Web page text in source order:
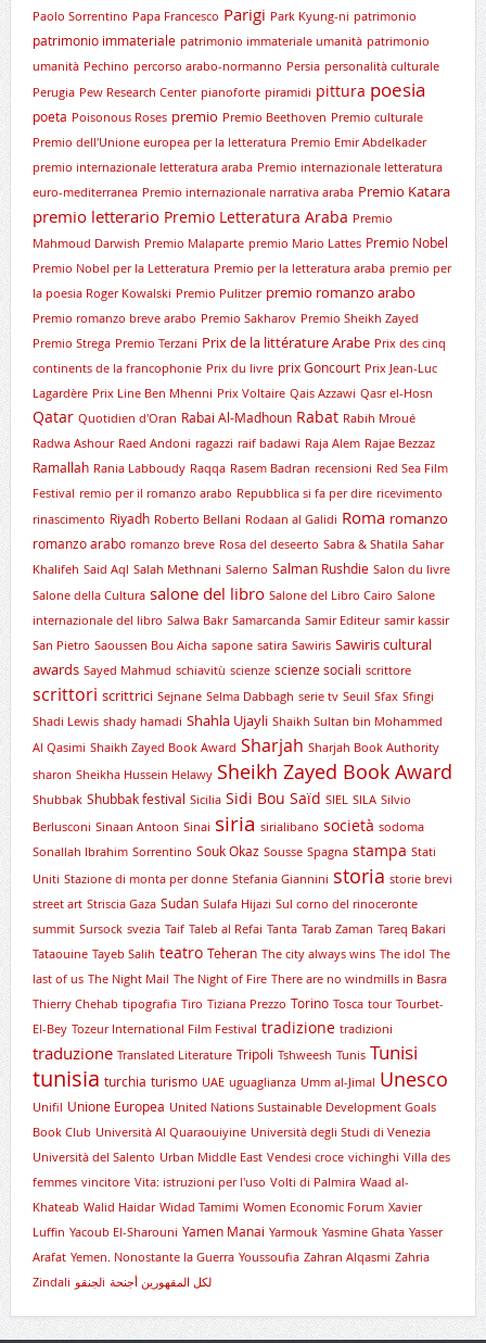
Paolo Sorrentino Papa Francesco Parigi Park Kyung-ni patrimonio
patrimonio immateriale patrimonio immateriale umanità patrimonio
umanità Pechino percorso arabo-normanno Persia personalità culturale
Perugia Pew Research Center pianoforte piramidi pittura poesia
poeta Poisonous Roses premio Premio Beethoven Premio culturale
Premio dell'Unione europea per la letteratura Premio Emir Abdelkader
premio internazionale letteratura araba Premio internazionale letteratura
euro-mediterranea Premio internazionale narrativa araba Premio Katara
premio letterario Premio Letteratura Araba Premio
Mahmoud Darwish Premio Malaparte premio Mario Lattes Premio Nobel
Premio Nobel per la Letteratura Premio per la letteratura araba premio per
la poesia Roger Kowalski Premio Pulitzer premio romanzo arabo
Premio romanzo breve arabo Premio Sakharov Premio Sheikh Zayed
Premio Strega Premio Terzani Prix de la littérature Arabe Prix des cinq
continents de la francophonie Prix du livre prix Goncourt Prix Jean-Luc
Lagardère Prix Line Ben Mhenni Prix Voltaire Qais Azzawi Qasr el-Hosn
Qatar Quotidien d'Oran Rabai Al-Madhoun Rabat Rabih Mroué
Radwa Ashour Raed Andoni ragazzi raif badawi Raja Alem Rajae Bezzaz
Ramallah Rania Labboudy Raqqa Rasem Badran recensioni Red Sea Film
Festival remio per il romanzo arabo Repubblica si fa per dire ricevimento
rinascimento Riyadh Roberto Bellani Rodaan al Galidi Roma romanzo
romanzo arabo romanzo breve Rosa del deseerto Sabra & Shatila Sahar
Khalifeh Said Aql Salah Methnani Salerno Salman Rushdie Salon du livre
Salone della Cultura salone del libro Salone del Libro Cairo Salone
internazionale del libro Salwa Bakr Samarcanda Samir Editeur samir kassir
San Pietro Saoussen Bou Aicha sapone satira Sawiris Sawiris cultural
awards Sayed Mahmud schiavitù scienze scienze sociali scrittore
scrittori scrittrici Sejnane Selma Dabbagh serie tv Seuil Sfax Sfingi
Shadi Lewis shady hamadi Shahla Ujayli Shaikh Sultan bin Mohammed
Al Qasimi Shaikh Zayed Book Award Sharjah Sharjah Book Authority
sharon Sheikha Hussein Helawy Sheikh Zayed Book Award
Shubbak Shubbak festival Sicilia Sidi Bou Saïd SIEL SILA Silvio
Berlusconi Sinaan Antoon Sinai siria sirialibano società sodoma
Sonallah Ibrahim Sorrentino Souk Okaz Sousse Spagna stampa Stati
Uniti Stazione di monta per donne Stefania Giannini storia storie brevi
street art Striscia Gaza Sudan Sulafa Hijazi Sul corno del rinoceronte
summit Sursock svezia Taif Taleb al Refai Tanta Tarab Zaman Tareq Bakari
Tataouine Tayeb Salih teatro Teheran The city always wins The idol The
last of us The Night Mail The Night of Fire There are no windmills in Basra
Thierry Chehab tipografia Tiro Tiziana Prezzo Torino Tosca tour Tourbet-
El-Bey Tozeur International Film Festival tradizione tradizioni
traduzione Translated Literature Tripoli Tshweesh Tunis Tunisi
tunisia turchia turismo UAE uguaglianza Umm al-Jimal Unesco
Unifil Unione Europea United Nations Sustainable Development Goals
Book Club Università Al Quaraouiyine Università degli Studi di Venezia
Università del Salento Urban Middle East Vendesi croce vichinghi Villa des
femmes vincitore Vita: istruzioni per l'uso Volti di Palmira Waad al-
Khateab Walid Haidar Widad Tamimi Women Economic Forum Xavier
Luffin Yacoub El-Sharouni Yamen Manai Yarmouk Yasmine Ghata Yasser
Arafat Yemen. Nonostante la Guerra Youssoufia Zahran Alqasmi Zahria
Zindali
لجنقوi لكل المقهورين أجنحة